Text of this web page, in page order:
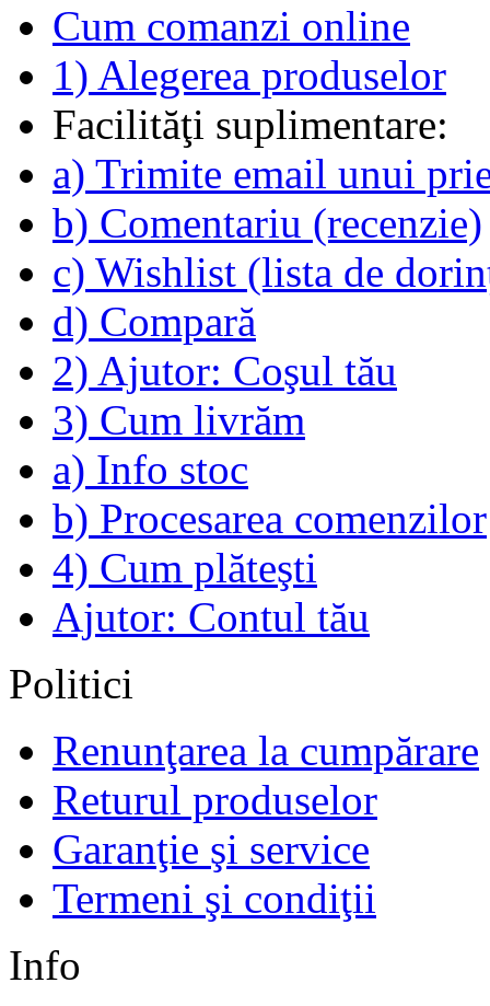
Cum comanzi online
1) Alegerea produselor
Facilităţi suplimentare:
a) Trimite email unui
b) Comentariu (recenzie)
c) Wishlist (lista de
d) Compară
2) Ajutor: Coşul tău
3) Cum livrăm
a) Info stoc
b) Procesarea comenzilor
4) Cum plăteşti
Ajutor: Contul tău
Politici
Renunţarea la cumpărare
Returul produselor
Garanţie şi service
Termeni şi condiţii
Info